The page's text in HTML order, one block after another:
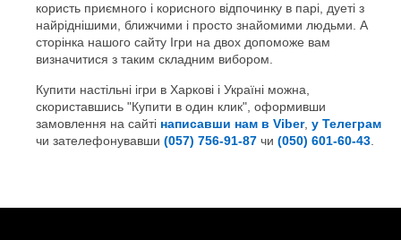
користь приємного і корисного відпочинку в парі, дуеті з
найріднішими, ближчими і просто знайомими людьми. А
сторінка нашого сайту Ігри на двох допоможе вам
визначитися з таким складним вибором.
Купити настільні ігри в Харкові і Україні можна,
скориставшись "Купити в один клик", оформивши
замовлення на сайті написавши нам в Viber, у Телеграм
чи зателефонувавши (057) 756-91-87 чи (050) 601-60-43.